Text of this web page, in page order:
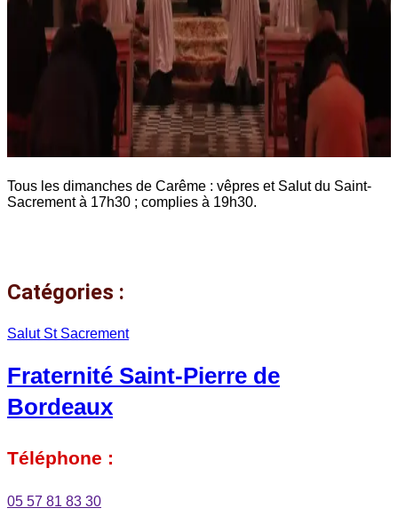
Tous les dimanches de Carême : vêpres et Salut du Saint-
Sacrement à 17h30 ; complies à 19h30.
Catégories :
Salut St Sacrement
Fraternité Saint-Pierre de
Bordeaux
Téléphone :
05 57 81 83 30